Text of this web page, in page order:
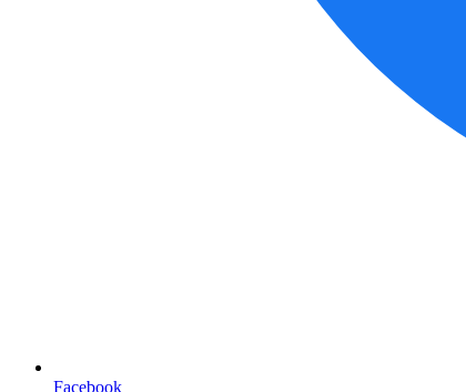
Facebook